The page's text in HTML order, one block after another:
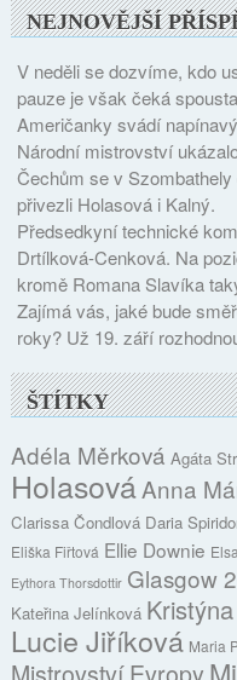
NEJNOVĚJŠÍ
V neděli se dozvíme, kdo
pauze je však čeká
Američanky svádí
Národní mistrovství
Čechům se v
přivezli Holasová i Kalný.
Předsedkyní technické
Drtílková-Cenková. Na
kromě Romana Slavíka
Zajímá vás, jaké bude
roky? Už 19. září
ŠTÍTKY
Adéla Měrková Agáta
HolasováAnna
Clarissa Čondlová Daria
Eliška Fiřtová Ellie Downie
Eythora Thorsdottir Glasgow
Kateřina Jelínková
Lucie Jiříková Maria